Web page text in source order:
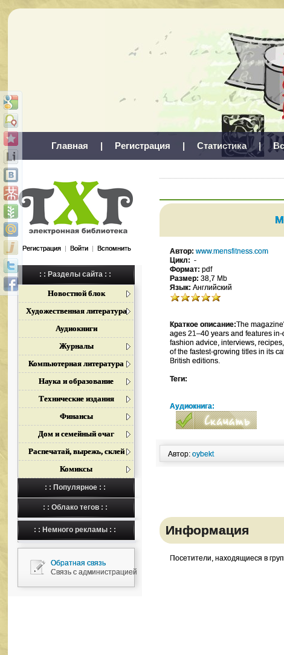
Главная | Регистрация | Статистика |
Регистрация | Войти | Вспомнить
: : Разделы сайта : :
Новостной блок
Художественная литература
Аудиокниги
Журналы
Компьютерная литература
Наука и образование
Технические издания
Финансы
Дом и семейный очаг
Распечатай, вырежь, склей
Комиксы
: : Популярное : :
: : Облако тегов : :
: : Немного рекламы : :
Обратная связь
Связь с администрацией
Автор: www.mensfitness.com
Цикл: -
Формат: pdf
Размер: 38,7 Mb
Язык: Английский
Краткое описание:The
ages 21–40 years and features
fashion advice, interviews,
of the fastest-growing titles in its
British editions.
Теги:
Аудиокнига:
Автор:oybekt
Информация
Посетители, находящиеся в